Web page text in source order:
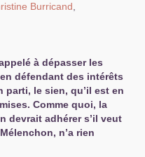
Burricand
à dépasser les
défendant des intérêts
parti, le sien, qu’il est en
Comme quoi, la
devrait adhérer s’il veut
n’a rien